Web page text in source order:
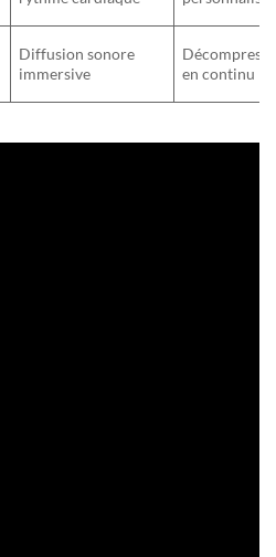
Diffusion sonore
immersive
en continu